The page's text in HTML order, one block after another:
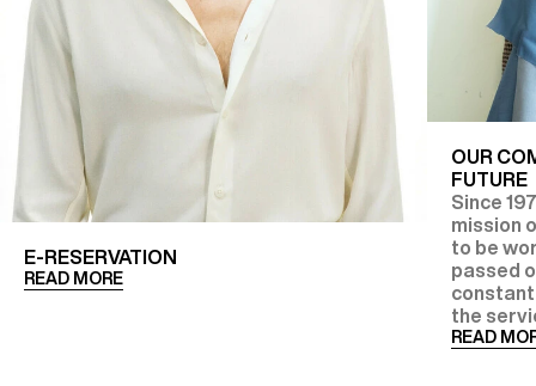
E-RESERVATION
READ MORE
OUR
FUTURE
Since
mission
to be
passed
constant
the
READ